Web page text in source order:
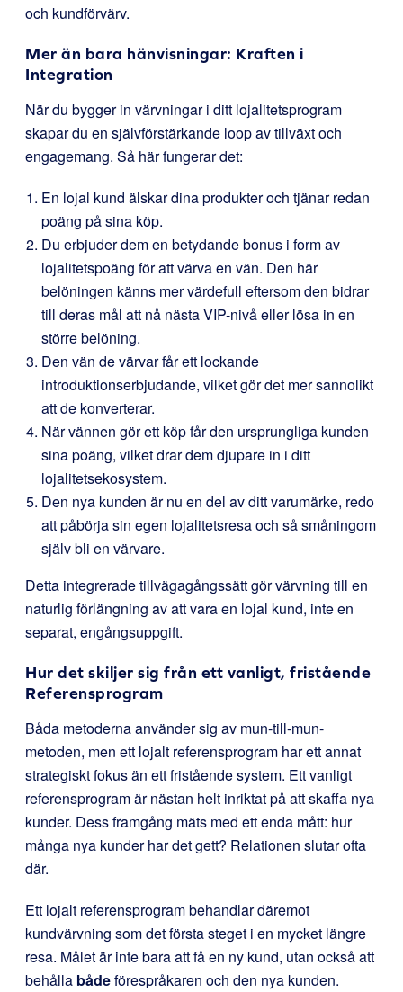
och kundförvärv.
Mer än bara hänvisningar: Kraften i
Integration
När du bygger in värvningar i ditt lojalitetsprogram
skapar du en självförstärkande loop av tillväxt och
engagemang. Så här fungerar det:
En lojal kund älskar dina produkter och tjänar redan
poäng på sina köp.
Du erbjuder dem en betydande bonus i form av
lojalitetspoäng för att värva en vän. Den här
belöningen känns mer värdefull eftersom den bidrar
till deras mål att nå nästa VIP-nivå eller lösa in en
större belöning.
Den vän de värvar får ett lockande
introduktionserbjudande, vilket gör det mer sannolikt
att de konverterar.
När vännen gör ett köp får den ursprungliga kunden
sina poäng, vilket drar dem djupare in i ditt
lojalitetsekosystem.
Den nya kunden är nu en del av ditt varumärke, redo
att påbörja sin egen lojalitetsresa och så småningom
själv bli en värvare.
Detta integrerade tillvägagångssätt gör värvning till en
naturlig förlängning av att vara en lojal kund, inte en
separat, engångsuppgift.
Hur det skiljer sig från ett vanligt, fristående
Referensprogram
Båda metoderna använder sig av mun-till-mun-
metoden, men ett lojalt referensprogram har ett annat
strategiskt fokus än ett fristående system. Ett vanligt
referensprogram är nästan helt inriktat på att skaffa nya
kunder. Dess framgång mäts med ett enda mått: hur
många nya kunder har det gett? Relationen slutar ofta
där.
Ett lojalt referensprogram behandlar däremot
kundvärvning som det första steget i en mycket längre
resa. Målet är inte bara att få en ny kund, utan också att
behålla bådeförespråkaren och den nya kunden.